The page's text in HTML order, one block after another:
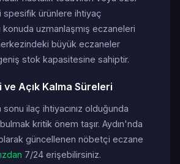
spesifik ürünlere ihtiyaç
konuda uzmanlaşmış eczaneleri
büyük eczaneler
stok kapasitesine sahiptir.
Açık Kalma Süreleri
ilaç ihtiyacınız olduğunda
kritik önem taşır. Aydın'nda
güncellenen nöbetçi eczane
7/24 erişebilirsiniz.